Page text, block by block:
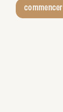
commencer